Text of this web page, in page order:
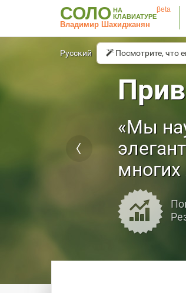
СОЛО НА
КЛАВИАТУРЕ
βeta
Владимир Шахиджанян
Мы
Русский English
Посмотрите, что